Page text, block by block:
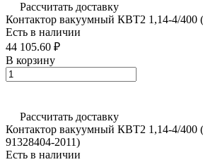
Рассчитать доставку
Контактор вакуумный КВТ2 1,14-4/400
Есть в наличии
44 105.60 ₽
В корзину
Рассчитать доставку
Контактор вакуумный КВТ2 1,14-4/400
91328404-2011)
Есть в наличии